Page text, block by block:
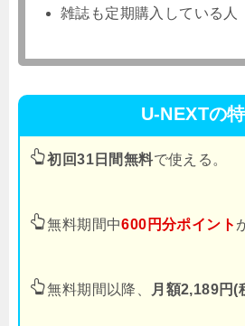
雑誌も定期購入している人
U-NEXTの
初回31日間無料で使える。
無料期間中600円分ポイント
無料期間以降、 月額2,189円(